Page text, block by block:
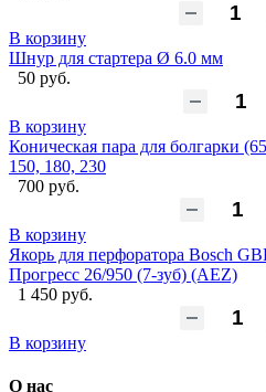
В корзину
Шнур для стартера Ø 6.0 мм
50 руб.
В корзину
Коническая пара для болгарки
150, 180, 230
700 руб.
В корзину
Якорь для перфоратора Bosch
Прогресс 26/950 (7-зуб) (AEZ)
1 450 руб.
В корзину
О нас